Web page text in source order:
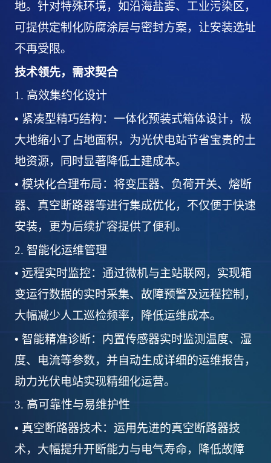
地。针对特殊环境，如沿海盐雾、工业污染区，
可提供定制化防腐涂层与密封方案，让安装选址
不再受限。
技术领先，需求契合
1. 高效集约化设计
• 紧凑型精巧结构：一体化预装式箱体设计，极
大地缩小了占地面积，为光伏电站节省宝贵的土
地资源，同时显著降低土建成本。
• 模块化合理布局：将变压器、负荷开关、熔断
器、真空断路器等进行集成优化，不仅便于快速
安装，更为后续扩容提供了便利。
2. 智能化运维管理
• 远程实时监控：通过微机与主站联网，实现箱
变运行数据的实时采集、故障预警及远程控制，
大幅减少人工巡检频率，降低运维成本。
• 智能精准诊断：内置传感器实时监测温度、湿
度、电流等参数，并自动生成详细的运维报告，
助力光伏电站实现精细化运营。
3. 高可靠性与易维护性
• 真空断路器技术：运用先进的真空断路器技
术，大幅提升开断能力与电气寿命，降低故障